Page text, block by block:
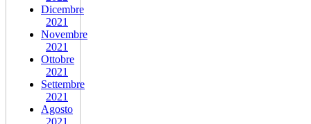
Dicembre
2021
Novembre
2021
Ottobre
2021
Settembre
2021
Agosto
2021